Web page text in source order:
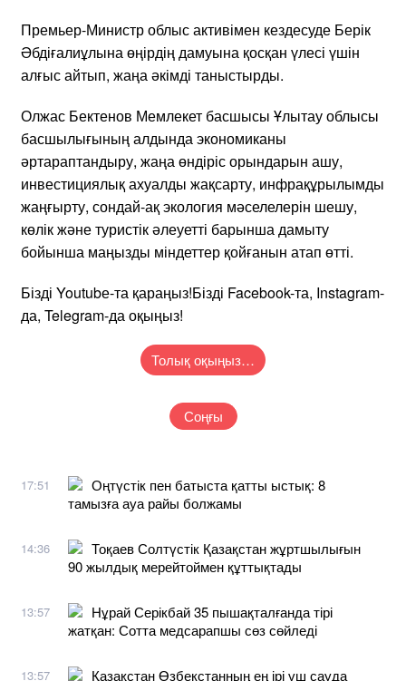
Премьер-Министр облыс активімен кездесуде Берік
Әбдіғалиұлына өңірдің дамуына қосқан үлесі үшін
алғыс айтып, жаңа әкімді таныстырды.
Олжас Бектенов Мемлекет басшысы Ұлытау облысы
басшылығының алдында экономиканы
әртараптандыру, жаңа өндіріс орындарын ашу,
инвестициялық ахуалды жақсарту, инфрақұрылымды
жаңғырту, сондай-ақ экология мәселелерін шешу,
көлік және туристік әлеуетті барынша дамыту
бойынша маңызды міндеттер қойғанын атап өтті.
Бізді Youtubе-та қараңыз!Бізді Facebook-та, Instagram-
да, Telegram-да оқыңыз!
Толық оқыңыз…
Соңғы
17:51
Оңтүстік пен батыста қатты ыстық: 8
тамызға ауа райы болжамы
14:36
Тоқаев Солтүстік Қазақстан жұртшылығын
90 жылдық мерейтоймен құттықтады
13:57
Нұрай Серікбай 35 пышақталғанда тірі
жатқан: Сотта медсарапшы сөз сөйледі
13:57
Қазақстан Өзбекстанның ең ірі үш сауда